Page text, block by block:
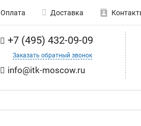
Оплата Доставка
+7 (495) 432-09-09
Заказать обратный звонок
info@itk-moscow.ru